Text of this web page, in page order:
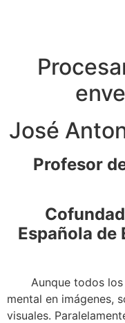
José
Profesor
Española de
Aunque todos los
mental en imágenes,
visuales.